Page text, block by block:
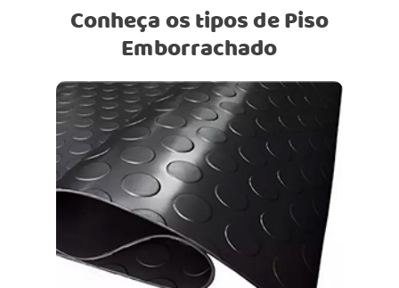
Conheça os tipos de Piso
Emborrachado